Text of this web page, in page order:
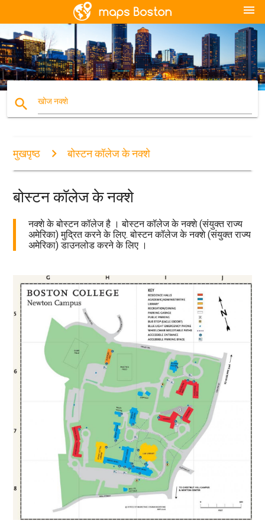
menu
search खोज नक्शे
मुखपृष्ठ बोस्टन कॉलेज के नक्शे
बोस्टन कॉलेज के नक्शे
नक्शे के बोस्टन कॉलेज है । बोस्टन कॉलेज के नक्शे (संयुक्त राज्य
अमेरिका) मुद्रित करने के लिए. बोस्टन कॉलेज के नक्शे (संयुक्त राज्य
अमेरिका) डाउनलोड करने के लिए ।